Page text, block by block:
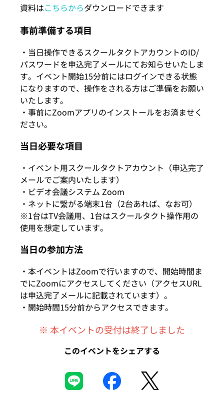
資料はこちらからダウンロードできます
事前準備する項目
・当日操作できるスクールタクトアカウントのID/
パスワードを申込完了メールにてお知らせいたしま
す。イベント開始15分前にはログインできる状態
になりますので、操作をされる方はご準備をお願い
いたします。
・事前にZoomアプリのインストールをお済ませく
ださい。
当日必要な項目
・イベント用スクールタクトアカウント（申込完了
メールでご案内いたします）
・ビデオ会議システム Zoom
・ネットに繋がる端末1台（2台あれば、なお可）
※1台はTV会議用、1台はスクールタクト操作用の
使用を想定しています。
当日の参加方法
・本イベントはZoomで行いますので、開始時間ま
でにZoomにアクセスしてください（アクセスURL
は申込完了メールに記載されています）。
・開始時間15分前からアクセスできます。
※ 本イベントの受付は終了しました
このイベントをシェアする